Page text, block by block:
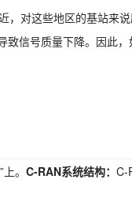
，对这些地区的基站来
致信号质量下降。因此
。 C-RAN系统结构： C-